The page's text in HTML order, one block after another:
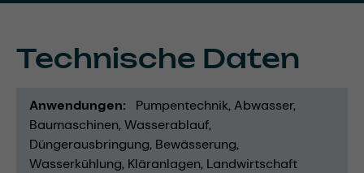
Technische Daten
Anwendungen Pumpentechnik Abwasser
Baumaschinen Wasserablauf
Düngerausbringung Bewässerung
Wasserkühlung Kläranlagen Landwirtschaft